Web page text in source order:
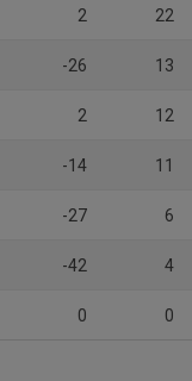
2 22
-26 13
2 12
-14 11
-27 6
-42 4
0 0